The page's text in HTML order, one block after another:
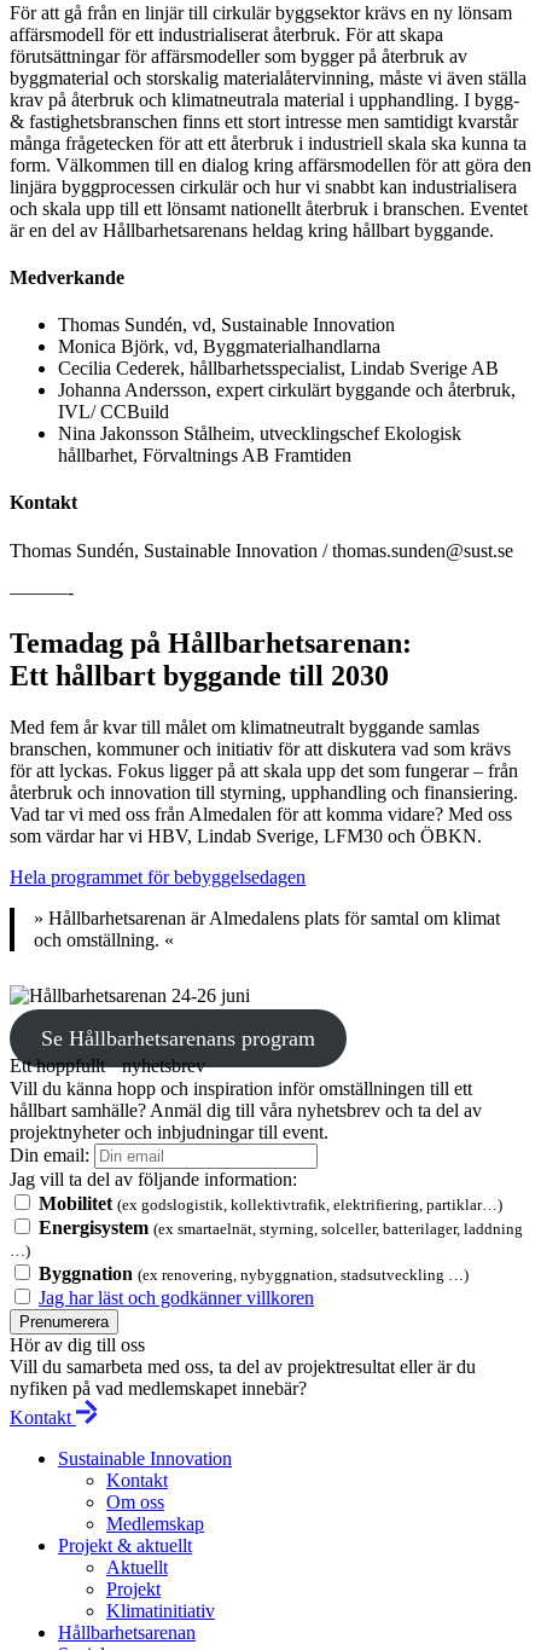
För att gå från en linjär till cirkulär byggsektor krävs en ny lönsam
affärsmodell för ett industrialiserat återbruk. För att skapa
förutsättningar för affärsmodeller som bygger på återbruk av
byggmaterial och storskalig materialåtervinning, måste vi även ställa
krav på återbruk och klimatneutrala material i upphandling. I bygg-
& fastighetsbranschen finns ett stort intresse men samtidigt kvarstår
många frågetecken för att ett återbruk i industriell skala ska kunna ta
form. Välkommen till en dialog kring affärsmodellen för att göra den
linjära byggprocessen cirkulär och hur vi snabbt kan industrialisera
och skala upp till ett lönsamt nationellt återbruk i branschen. Eventet
är en del av Hållbarhetsarenans heldag kring hållbart byggande.
Medverkande
Thomas Sundén, vd, Sustainable Innovation
Monica Björk, vd, Byggmaterialhandlarna
Cecilia Cederek, hållbarhetsspecialist, Lindab Sverige AB
Johanna Andersson, expert cirkulärt byggande och återbruk,
IVL/ CCBuild
Nina Jakonsson Stålheim, utvecklingschef Ekologisk
hållbarhet, Förvaltnings AB Framtiden
Kontakt
Thomas Sundén, Sustainable Innovation / thomas.sunden@sust.se
———-
Temadag på Hållbarhetsarenan:
Ett hållbart byggande till 2030
Med fem år kvar till målet om klimatneutralt byggande samlas
branschen, kommuner och initiativ för att diskutera vad som krävs
för att lyckas. Fokus ligger på att skala upp det som fungerar – från
återbruk och innovation till styrning, upphandling och finansiering.
Vad tar vi med oss från Almedalen för att komma vidare? Med oss
som värdar har vi HBV, Lindab Sverige, LFM30 och ÖBKN.
Hela programmet för bebyggelsedagen
» Hållbarhetsarenan är Almedalens plats för samtal om klimat
och omställning. «
Se Hållbarhetsarenans program
Ett hoppfullt nyhetsbrev
Vill du känna hopp och inspiration inför omställningen till ett
hållbart samhälle? Anmäl dig till våra nyhetsbrev och ta del av
projektnyheter och inbjudningar till event.
Din email:
Jag vill ta del av följande information:
Mobilitet (ex godslogistik, kollektivtrafik, elektrifiering, partiklar…)
Energisystem (ex smartaelnät, styrning, solceller, batterilager, laddning
…)
Byggnation (ex renovering, nybyggnation, stadsutveckling …)
Jag har läst och godkänner villkoren
Prenumerera
Hör av dig till oss
Vill du samarbeta med oss, ta del av projektresultat eller är du
nyfiken på vad medlemskapet innebär?
Kontakt
Sustainable Innovation
Kontakt
Om oss
Medlemskap
Projekt & aktuellt
Aktuellt
Projekt
Klimatinitiativ
Hållbarhetsarenan